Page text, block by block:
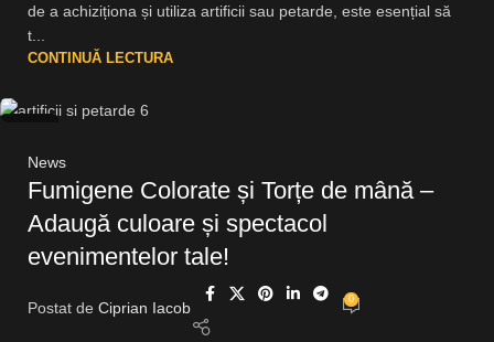
de a achiziționa și utiliza artificii sau petarde, este esențial să
t...
CONTINUĂ LECTURA
News
Fumigene Colorate și Torțe de mână –
Adaugă culoare și spectacol
evenimentelor tale!
Postat de Ciprian Iacob 0